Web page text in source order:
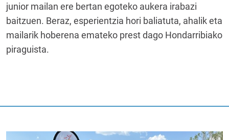
junior mailan ere bertan egoteko aukera irabazi
baitzuen. Beraz, esperientzia hori baliatuta, ahalik eta
mailarik hoberena emateko prest dago Hondarribiako
piraguista.